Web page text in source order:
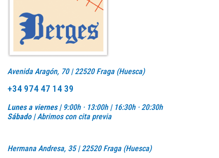
Avenida Aragón, 70 | 22520 Fraga (Huesca)
+34 974 47 14 39
Lunes a viernes | 9:00h · 13:00h | 16:30h · 20:30h
Sábado |Abrimos con cita previa
Hermana Andresa, 35 | 22520 Fraga (Huesca)